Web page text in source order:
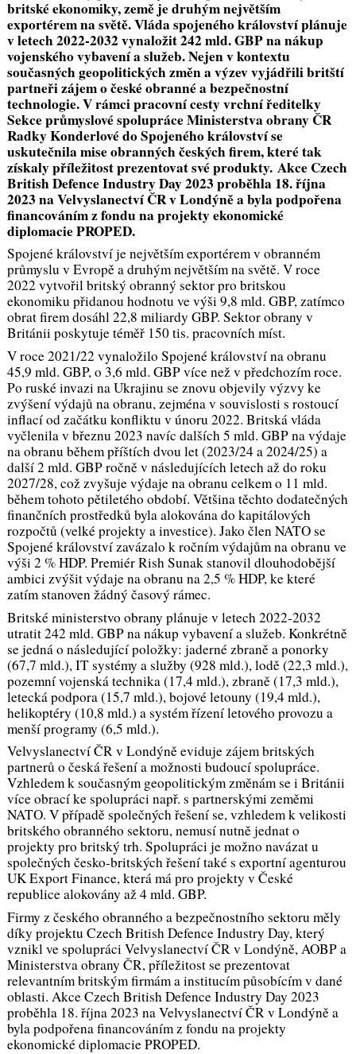
britské ekonomiky, země je druhým největším
exportérem na světě. Vláda spojeného království plánuje
v letech 2022-2032 vynaložit 242 mld. GBP na nákup
vojenského vybavení a služeb. Nejen v kontextu
současných geopolitických změn a výzev vyjádřili britští
partneři zájem o české obranné a bezpečnostní
technologie. V rámci pracovní cesty vrchní ředitelky
Sekce průmyslové spolupráce Ministerstva obrany ČR
RadkyKonderlovédo Spojeného království se
uskutečnila mise obranných českých firem, které tak
získaly příležitost prezentovat své produkty. Akce Czech
British Defence Industry Day 2023 proběhla 18. října
2023 na Velvyslanectví ČR v Londýně a byla podpořena
financováním z fondu na projekty ekonomické
diplomacie PROPED.
Spojené království je největším exportérem v obranném
průmyslu v Evropě a druhým největším na světě. V roce
2022 vytvořil britský obranný sektor pro britskou
ekonomiku přidanou hodnotu ve výši 9,8 mld. GBP, zatímco
obrat firem dosáhl 22,8 miliardy GBP. Sektor obrany v
Británii poskytuje téměř 150 tis. pracovních míst.
V roce 2021/22 vynaložilo Spojené království na obranu
45,9 mld. GBP, o 3,6 mld. GBP více než v předchozím roce.
Po ruské invazi na Ukrajinu se znovu objevily výzvy ke
zvýšení výdajů na obranu, zejména v souvislosti s rostoucí
inflací od začátku konfliktu v únoru 2022. Britská vláda
vyčlenila v březnu 2023 navíc dalších 5 mld. GBP na výdaje
na obranu během příštích dvou let (2023/24 a 2024/25) a
další 2 mld. GBP ročně v následujících letech až do roku
2027/28, což zvyšuje výdaje na obranu celkem o 11 mld.
během tohoto pětiletého období. Většina těchto dodatečných
finančních prostředků byla alokována do kapitálových
rozpočtů (velké projekty a investice). Jako člen NATO se
Spojené království zavázalo k ročním výdajům na obranu ve
výši 2 % HDP. Premiér Rish Sunak stanovil dlouhodobější
ambici zvýšit výdaje na obranu na 2,5 % HDP, ke které
zatím stanoven žádný časový rámec.
Britské ministerstvo obrany plánuje v letech 2022-2032
utratit 242 mld. GBP na nákup vybavení a služeb. Konkrétně
se jedná o následující položky: jaderné zbraně a ponorky
(67,7 mld.), IT systémy a služby (928 mld.), lodě (22,3 mld.),
pozemní vojenská technika (17,4 mld.), zbraně (17,3 mld.),
letecká podpora (15,7 mld.), bojové letouny (19,4 mld.),
helikoptéry (10,8 mld.) a systém řízení letového provozu a
menší programy (6,5 mld.).
Velvyslanectví ČR v Londýně eviduje zájem britských
partnerů o česká řešení a možnosti budoucí spolupráce.
Vzhledem k současným geopolitickým změnám se i Británii
více obrací ke spolupráci např. s partnerskými zeměmi
NATO. V případě společných řešení se, vzhledem k velikosti
britského obranného sektoru, nemusí nutně jednat o
projekty pro britský trh. Spolupráci je možno navázat u
společných česko-britských řešení také s exportní agenturou
UK Export Finance, která má pro projekty v České
republice alokovány až 4 mld. GBP.
Firmy z českého obranného a bezpečnostního sektoru měly
díky projektu Czech British Defence Industry Day, který
vznikl ve spolupráci Velvyslanectví ČR v Londýně, AOBP a
Ministerstva obrany ČR, příležitost se prezentovat
relevantním britským firmám a institucím působícím v dané
oblasti. Akce Czech British Defence Industry Day 2023
proběhla 18. října 2023 na Velvyslanectví ČR v Londýně a
byla podpořena financováním z fondu na projekty
ekonomické diplomacie PROPED.